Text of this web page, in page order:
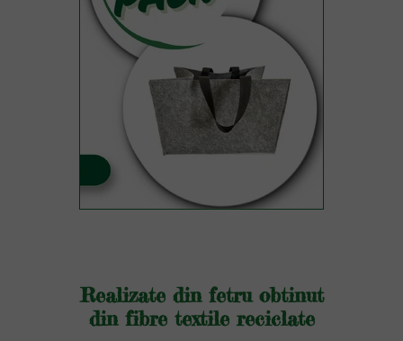
Realizate din fetru obtinut
din fibre textile reciclate